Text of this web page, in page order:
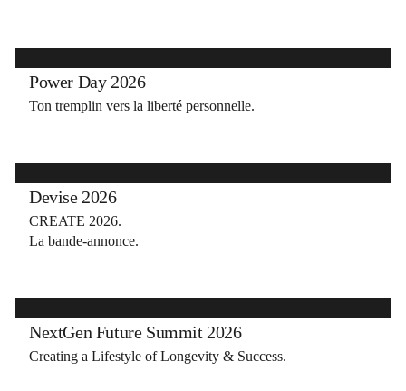
Power Day 2026
Ton tremplin vers la liberté personnelle.
Devise 2026
CREATE 2026.
La bande-annonce.
NextGen Future Summit 2026
Creating a Lifestyle of Longevity & Success.